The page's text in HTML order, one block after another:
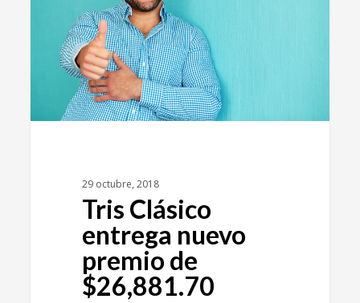
29 octubre, 2018
Tris Clásico
entrega nuevo
premio de
$26,881.70